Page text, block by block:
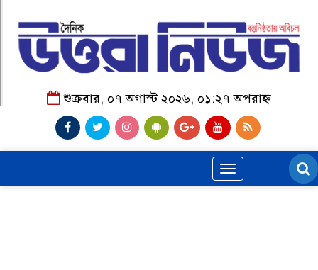
শুক্রবার, ০৭ অগাস্ট ২০২৬, ০১:২৭ অপরাহ্ন
Toggle
navigation